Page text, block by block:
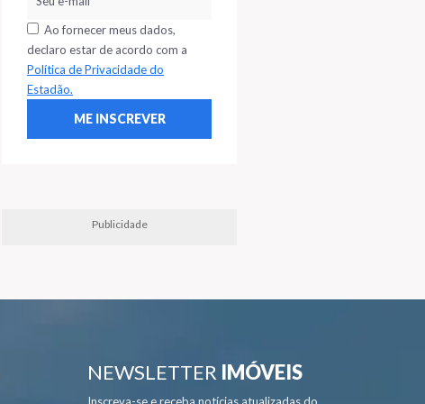
Ao fornecer meus dados,
declaro estar de acordo com a
Política de Privacidade do
Estadão.
Publicidade
NEWSLETTER IMÓVEIS